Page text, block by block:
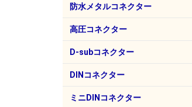
七星科学研究所
三和コネクタ研究所
多治見無線電機（TMW
ヒロセ電機（HRS）
日本航空電子工業（JAE
日電商工（NDSK）
第一電子工業（DDK）
三和電気工業
京王電機製作所
防水メタルコネクター
七星科学研究所
多治見無線電機
日電商工
アメリカン電機
高圧コネクター
七星科学研究所
D-subコネクター
第一電子工業
ヒロセ電機
日本航空電子工業（JAE
HO CHIEN
DINコネクター
ホシデン
ミニDINコネクター